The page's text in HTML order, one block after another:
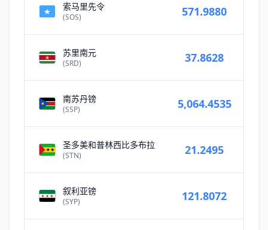
索马里先令
(SOS) 571.9880
苏里南元
(SRD) 37.8628
南苏丹镑
(SSP) 5,064.4535
圣多美和普林西比多布拉
(STN) 21.2495
叙利亚镑
(SYP) 121.8072